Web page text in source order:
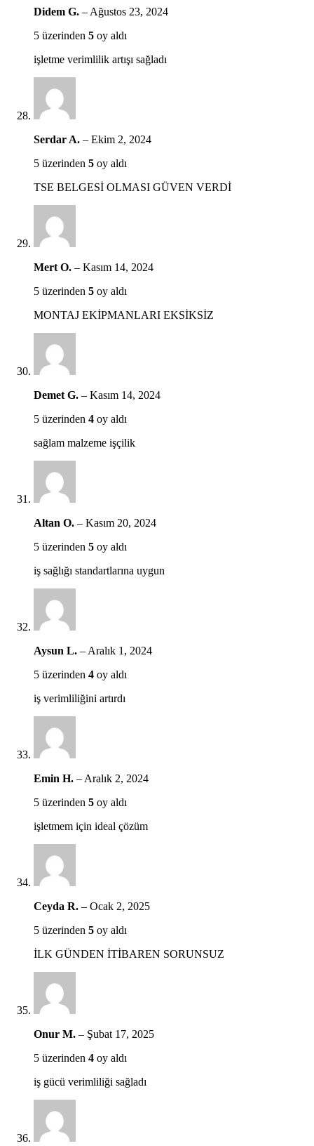
Didem G. – Ağustos 23, 2024
5 üzerinden 5 oy aldı
işletme verimlilik artışı sağladı
Serdar A. – Ekim 2, 2024
5 üzerinden 5 oy aldı
TSE BELGESİ OLMASI GÜVEN VERDİ
Mert O. – Kasım 14, 2024
5 üzerinden 5 oy aldı
MONTAJ EKİPMANLARI EKSİKSİZ
Demet G. – Kasım 14, 2024
5 üzerinden 4 oy aldı
sağlam malzeme işçilik
Altan O. – Kasım 20, 2024
5 üzerinden 5 oy aldı
iş sağlığı standartlarına uygun
Aysun L. – Aralık 1, 2024
5 üzerinden 4 oy aldı
iş verimliliğini artırdı
Emin H. – Aralık 2, 2024
5 üzerinden 5 oy aldı
işletmem için ideal çözüm
Ceyda R. – Ocak 2, 2025
5 üzerinden 5 oy aldı
İLK GÜNDEN İTİBAREN SORUNSUZ
Onur M. – Şubat 17, 2025
5 üzerinden 4 oy aldı
iş gücü verimliliği sağladı